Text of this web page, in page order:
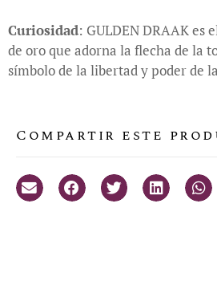
Curiosidad: GULDEN DRAAK es
de oro que adorna la flecha de la
símbolo de la libertad y poder de
Compartir este